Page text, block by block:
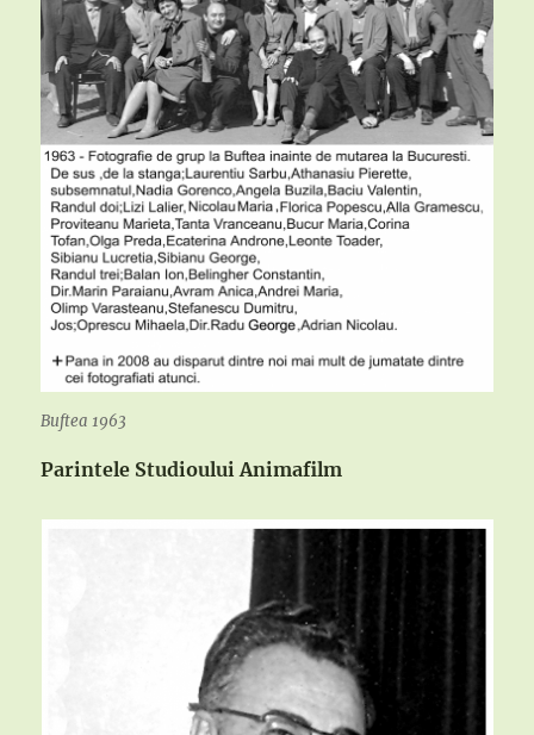
Buftea 1963
Parintele Studioului Animafilm